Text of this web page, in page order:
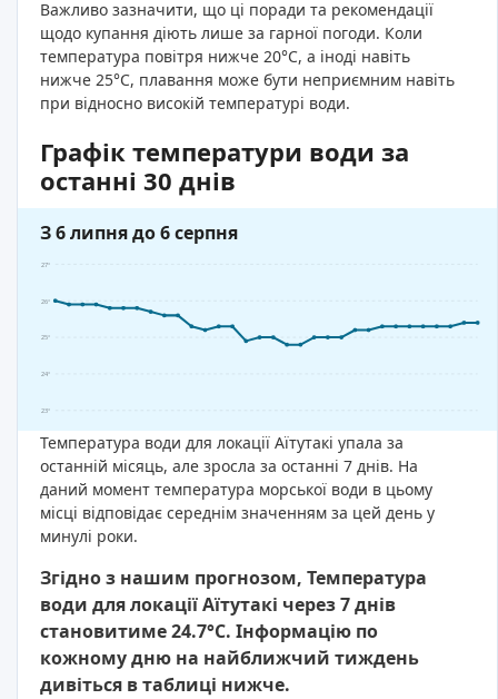
Важливо зазначити, що ці поради та рекомендації
щодо купання діють лише за гарної погоди. Коли
температура повітря нижче 20°C, а іноді навіть
нижче 25°C, плавання може бути неприємним навіть
при відносно високій температурі води.
Графік температури води за
останні 30 днів
З 6 липня до 6 серпня
23°
24°
25°
26°
27°
Температура води для локації Аїтутакі упала за
останній місяць, але зросла за останні 7 днів. На
даний момент температура морської води в цьому
місці відповідає середнім значенням за цей день у
минулі роки.
Згідно з нашим прогнозом, Температура
води для локації Аїтутакі через 7 днів
становитиме 24.7°C. Інформацію по
кожному дню на найближчий тиждень
дивіться в таблиці нижче.